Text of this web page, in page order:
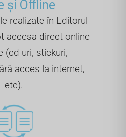
și Offline
realizate în Editorul
accesa direct online
(cd-uri, stickuri,
acces la internet,
etc).